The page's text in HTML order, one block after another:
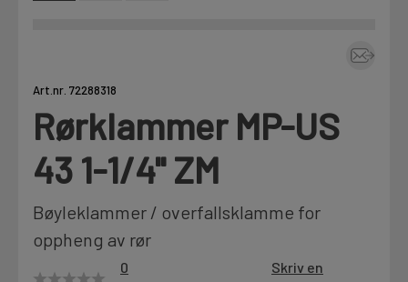
Fag
Motek
LOGG UT
Art.nr. 72288318
Rørklammer MP-US
43 1-1/4" ZM
Bøyleklammer / overfallsklamme for
oppheng av rør
0
Skriv en